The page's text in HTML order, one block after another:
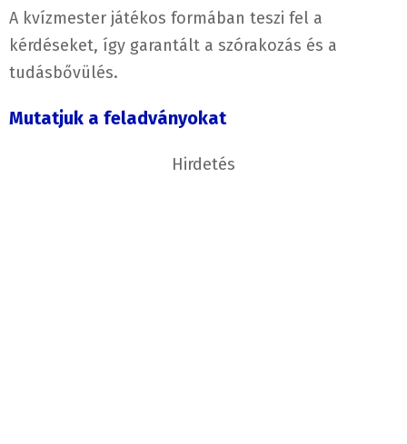
A kvízmester játékos formában teszi fel a
kérdéseket, így garantált a szórakozás és a
tudásbővülés.
Mutatjuk a feladványokat
Hirdetés